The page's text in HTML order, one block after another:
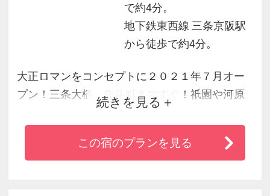
で約4分。
地下鉄東西線 三条京阪駅
から徒歩で約4分。
大正ロマンをコンセプトに２０２１年７月オー
プン！三条大橋、先斗町まですぐ！祇園や河原
町までも徒歩圏内。ＡＲＵから始まる京の旅。
セルフ撮影スタジオも使えるプレミアムフロア
では女性には嬉しい高機能ドライヤーやヘヤア
続きを見る
この宿のプランを見る